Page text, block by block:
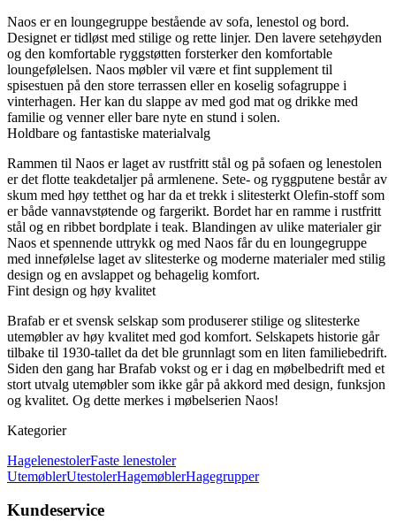
Naos er en loungegruppe bestående av sofa, lenestol og bord.
Designet er tidløst med stilige og rette linjer. Den lavere setehøyden
og den komfortable ryggstøtten forsterker den komfortable
loungefølelsen. Naos møbler vil være et fint supplement til
spisestuen på den store terrassen eller en koselig sofagruppe i
vinterhagen. Her kan du slappe av med god mat og drikke med
familie og venner eller bare nyte en stund i solen.
Holdbare og fantastiske materialvalg
Rammen til Naos er laget av rustfritt stål og på sofaen og lenestolen
er det flotte teakdetaljer på armlenene. Sete- og ryggputene består av
skum med høy tetthet og har da et trekk i slitesterkt Olefin-stoff som
er både vannavstøtende og fargerikt. Bordet har en ramme i rustfritt
stål og en ribbet bordplate i teak. Blandingen av ulike materialer gir
Naos et spennende uttrykk og med Naos får du en loungegruppe
med innefølelse laget av slitesterke og moderne materialer med stilig
design og en avslappet og behagelig komfort.
Fint design og høy kvalitet
Brafab er et svensk selskap som produserer stilige og slitesterke
utemøbler av høy kvalitet med god komfort. Selskapets historie går
tilbake til 1930-tallet da det ble grunnlagt som en liten familiebedrift.
Siden den gang har Brafab vokst og er i dag en møbelbedrift med et
stort utvalg utemøbler som ikke går på akkord med design, funksjon
og kvalitet. Og dette merkes i møbelserien Naos!
Kategorier
HagelenestolerFaste lenestoler
UtemøblerUtestolerHagemøblerHagegrupper
Kundeservice